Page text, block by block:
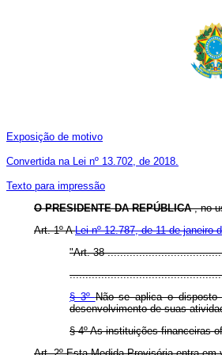
Exposição de motivo
Convertida na Lei nº 13.702, de 2018.
Texto para impressão
OPRESIDENTE DA REPÚBLICA, no
Art. 1º ALei nº 12.787, de 11 de janeiro
"Art. 38
§ 3ºNão se aplica o
desenvolvimento de suas
§ 4º As instituições financeiras